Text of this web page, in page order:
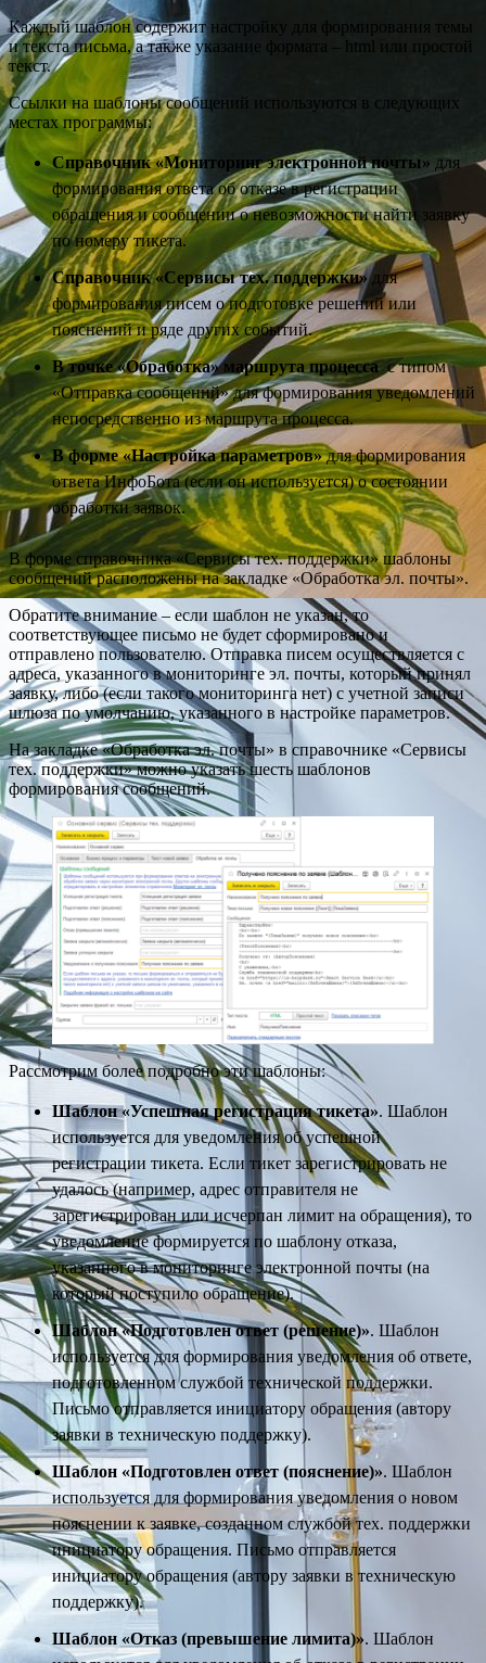
Каждый шаблон содержит настройку для формирования темы
и текста письма, а также указание формата – html или простой
текст.
Ссылки на шаблоны сообщений используются в следующих
местах программы:
Справочник «Мониторинг электронной почты» для
формирования ответа об отказе в регистрации
обращения и сообщении о невозможности найти заявку
по номеру тикета.
Справочник «Сервисы тех. поддержки»для
формирования писем о подготовке решений или
пояснений и ряде других событий.
В точке «Обработка» маршрута процесса с типом
«Отправка сообщений» для формирования уведомлений
непосредственно из маршрута процесса.
В форме «Настройка параметров»для формирования
ответа ИнфоБота (если он используется) о состоянии
обработки заявок.
В форме справочника «Сервисы тех. поддержки» шаблоны
сообщений расположены на закладке «Обработка эл. почты».
Обратите внимание – если шаблон не указан, то
соответствующее письмо не будет сформировано и
отправлено пользователю. Отправка писем осуществляется с
адреса, указанного в мониторинге эл. почты, который принял
заявку, либо (если такого мониторинга нет) с учетной записи
шлюза по умолчанию, указанного в настройке параметров.
На закладке «Обработка эл. почты» в справочнике «Сервисы
тех. поддержки» можно указать шесть шаблонов
формирования сообщений.
Рассмотрим более подробно эти шаблоны:
Шаблон «Успешная регистрация тикета». Шаблон
используется для уведомления об успешной
регистрации тикета. Если тикет зарегистрировать не
удалось (например, адрес отправителя не
зарегистрирован или исчерпан лимит на обращения), то
уведомление формируется по шаблону отказа,
указанного в мониторинге электронной почты (на
который поступило обращение).
Шаблон «Подготовлен ответ (решение)». Шаблон
используется для формирования уведомления об ответе,
подготовленном службой технической поддержки.
Письмо отправляется инициатору обращения (автору
заявки в техническую поддержку).
Шаблон «Подготовлен ответ (пояснение)». Шаблон
используется для формирования уведомления о новом
пояснении к заявке, созданном службой тех. поддержки
инициатору обращения. Письмо отправляется
инициатору обращения (автору заявки в техническую
поддержку).
Шаблон «Отказ (превышение лимита)». Шаблон